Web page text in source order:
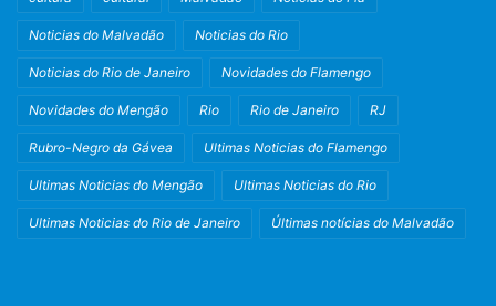
Noticias do Malvadão Noticias do Rio
Noticias do Rio de Janeiro Novidades do Flamengo
Novidades do Mengão Rio Rio de Janeiro RJ
Rubro-Negro da Gávea Ultimas Noticias do Flamengo
Ultimas Noticias do Mengão Ultimas Noticias do Rio
Ultimas Noticias do Rio de Janeiro Últimas notícias do Malvadão